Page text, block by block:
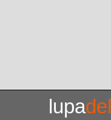
lupadel